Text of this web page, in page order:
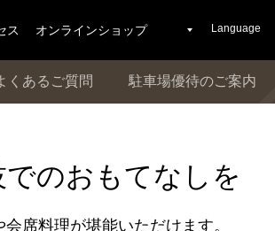
ス オンラインショップ Language
くあるご質問 駐車場優待のご案内
のおもてなしを
席料理が堪能いただけます。